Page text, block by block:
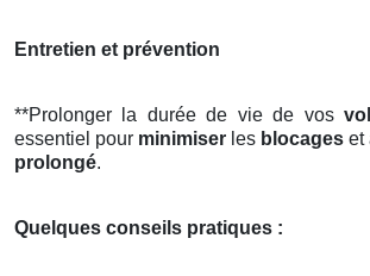
Entretien et prévention
**Prolonger la durée de vie de vos
essentiel pour minimiser les blocages et
prolongé.
Quelques conseils pratiques :